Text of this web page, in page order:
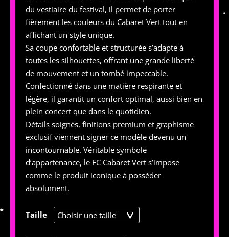
du vestiaire du festival, il permet de porter
fièrement les couleurs du Cabaret Vert tout en
affichant un style unique.
Sa coupe confortable et structurée s’adapte à
toutes les silhouettes, offrant une grande liberté
de mouvement et un tombé impeccable.
Confectionné dans une matière respirante et
légère, il garantit un confort optimal, aussi bien en
plein concert que dans le quotidien.
Détails soignés, finitions premium et graphisme
exclusif viennent signer ce modèle devenu un
incontournable. Véritable symbole
d’appartenance, le FC Cabaret Vert s’impose
comme le produit iconique à posséder
absolument.
Taille